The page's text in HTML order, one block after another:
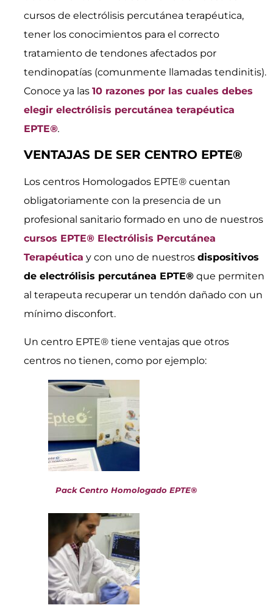
cursos de electrólisis percutánea terapéutica,
tener los conocimientos para el correcto
tratamiento de tendones afectados por
tendinopatías (comunmente llamadas tendinitis).
Conoce ya las 10 razones por las cuales debes
elegir electrólisis percutánea terapéutica
EPTE®.
VENTAJAS DE SER CENTRO EPTE®
Los centros Homologados EPTE®cuentan
obligatoriamente con la presencia de un
profesional sanitario formado en uno de nuestros
cursos EPTE®Electrólisis Percutánea
Terapéutica y con uno de nuestros dispositivos
de electrólisis percutánea EPTE® que permiten
al terapeuta recuperar un tendón dañado con un
mínimo disconfort.
Un centro EPTE®tiene ventajas que otros
centros no tienen, como por ejemplo:
Pack Centro Homologado EPTE®